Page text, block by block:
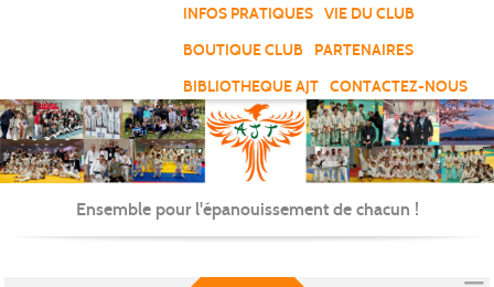
INFOS PRATIQUES
VIE DU CLUB
BOUTIQUE CLUB
PARTENAIRES
BIBLIOTHEQUE AJT
CONTACTEZ-NOUS
Ensemble pour l'épanouissement de chacun !
Panneau de gestion des cookies